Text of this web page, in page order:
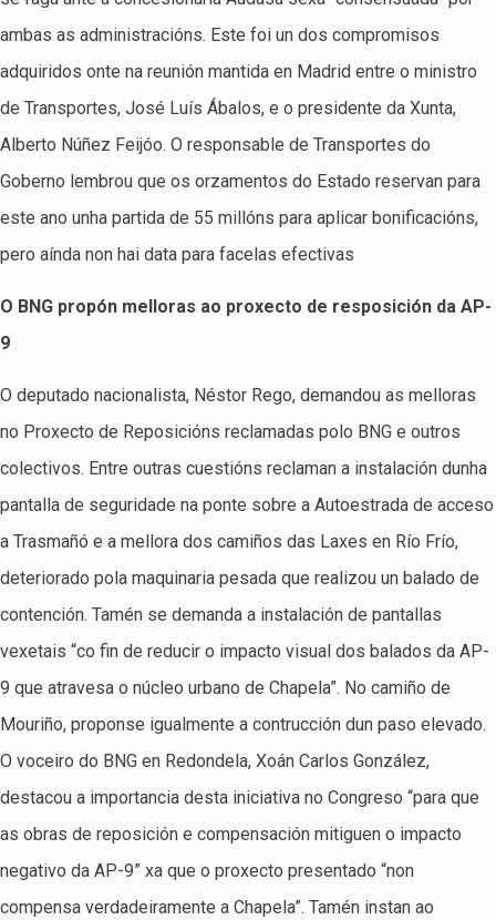
ambas as administracións. Este foi un dos compromisos
adquiridos onte na reunión mantida en Madrid entre o ministro
de Transportes, José Luís Ábalos, e o presidente da Xunta,
Alberto Núñez Feijóo. O responsable de Transportes do
Goberno lembrou que os orzamentos do Estado reservan para
este ano unha partida de 55 millóns para aplicar bonificacións,
pero aínda non hai data para facelas efectivas
O BNG propón melloras ao proxecto de resposición da AP-
9
O deputado nacionalista, Néstor Rego, demandou as melloras
no Proxecto de Reposicións reclamadas polo BNG e outros
colectivos. Entre outras cuestións reclaman a instalación dunha
pantalla de seguridade na ponte sobre a Autoestrada de acceso
a Trasmañó e a mellora dos camiños das Laxes en Río Frío,
deteriorado pola maquinaria pesada que realizou un balado de
contención. Tamén se demanda a instalación de pantallas
vexetais “co fin de reducir o impacto visual dos balados da AP-
9 que atravesa o núcleo urbano de Chapela”. No camiño de
Mouriño, proponse igualmente a contrucción dun paso elevado.
O voceiro do BNG en Redondela, Xoán Carlos González,
destacou a importancia desta iniciativa no Congreso “para que
as obras de reposición e compensación mitiguen o impacto
negativo da AP-9” xa que o proxecto presentado “non
compensa verdadeiramente a Chapela”. Tamén instan ao